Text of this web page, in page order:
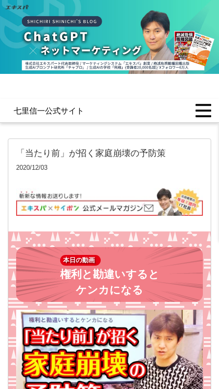
七里信一公式サイト
「当たり前」が招く家庭崩壊の予防策
2020/12/03
本日の動画
権利と勘違いすると
ケンカになる